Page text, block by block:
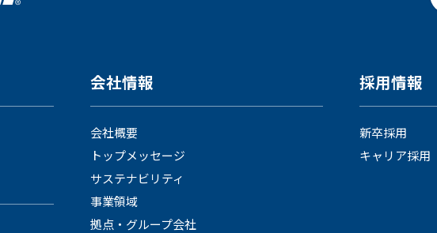
会社情報
会社概要
トップメッセージ
サステナビリティ
事業領域
拠点・グループ会社
採用情報
新卒採用
キャリア採用